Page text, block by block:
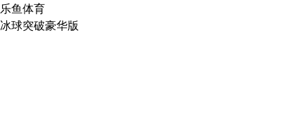
乐鱼体育
冰球突破豪华版